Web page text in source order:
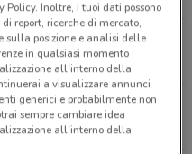
Inoltre, i tuoi dati possono
report, ricerche di mercato,
sulla posizione e analisi delle
in qualsiasi momento
all'interno della
a visualizzare annunci
generici e probabilmente non
sempre cambiare idea
all'interno della